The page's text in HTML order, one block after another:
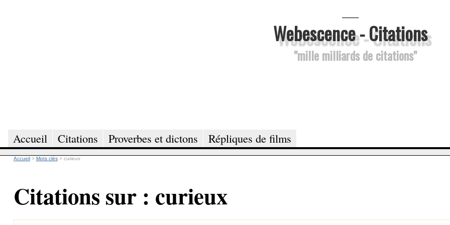
Webescence - Citations
"mille milliards de citations"
Accueil Citations Proverbes et dictons Répliques de films
Accueil > Mots clés > curieux
Citations sur : curieux